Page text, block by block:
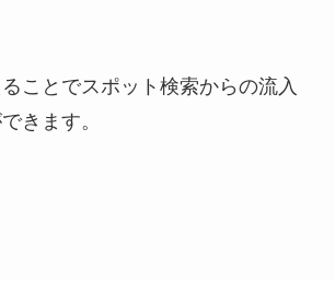
ことでスポット検索からの流入
きます。